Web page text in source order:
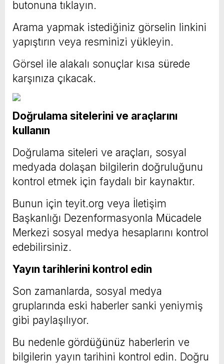
butonuna tıklayın.
Arama yapmak istediğiniz görselin linkini
yapıştırın veya resminizi yükleyin.
Görsel ile alakalı sonuçlar kısa sürede
karşınıza çıkacak.
Doğrulama sitelerini ve araçlarını
kullanın
Doğrulama siteleri ve araçları, sosyal
medyada dolaşan bilgilerin doğruluğunu
kontrol etmek için faydalı bir kaynaktır.
Bunun için teyit.org veya İletişim
Başkanlığı Dezenformasyonla Mücadele
Merkezi sosyal medya hesaplarını kontrol
edebilirsiniz.
Yayın tarihlerini kontrol edin
Son zamanlarda, sosyal medya
gruplarında eski haberler sanki yeniymiş
gibi paylaşılıyor.
Bu nedenle gördüğünüz haberlerin ve
bilgilerin yayın tarihini kontrol edin. Doğru